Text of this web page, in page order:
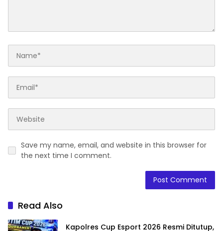
Save my name, email, and website in this browser for
the next time I comment.
Read Also
Kapolres Cup Esport 2026 Resmi Ditutup,